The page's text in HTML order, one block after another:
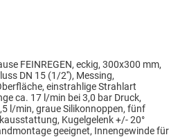
FEINREGEN, eckig, 300x300 mm,
DN 15 (1/2''), Messing,
einstrahlige Strahlart
ca. 17 l/min bei 3,0 bar Druck,
l/min, graue Silikonnoppen, fünf
Kugelgelenk +/- 20°
geeignet, Innengewinde für